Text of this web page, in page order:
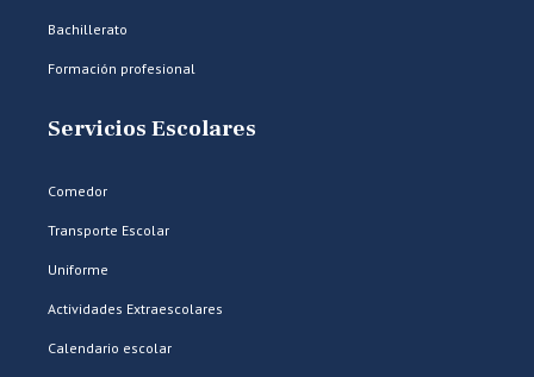
Bachillerato
Formación profesional
Servicios Escolares
Comedor
Transporte Escolar
Uniforme
Actividades Extraescolares
Calendario escolar